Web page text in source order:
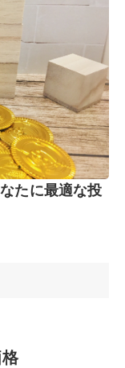
たに最適な投